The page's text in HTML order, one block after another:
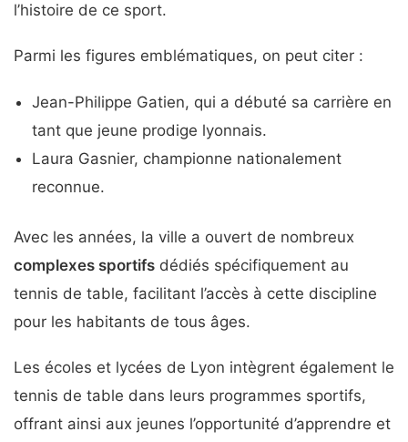
l’histoire de ce sport.
Parmi les figures emblématiques, on peut citer :
Jean-Philippe Gatien, qui a débuté sa carrière en
tant que jeune prodige lyonnais.
Laura Gasnier, championne nationalement
reconnue.
Avec les années, la ville a ouvert de nombreux
complexes sportifs dédiés spécifiquement au
tennis de table, facilitant l’accès à cette discipline
pour les habitants de tous âges.
Les écoles et lycées de Lyon intègrent également le
tennis de table dans leurs programmes sportifs,
offrant ainsi aux jeunes l’opportunité d’apprendre et